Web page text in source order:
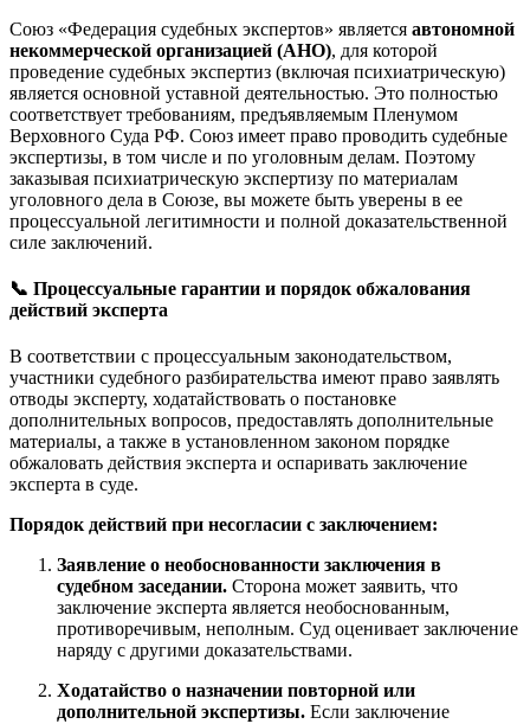
Союз «Федерация судебных экспертов» является автономной
некоммерческой организацией (АНО), для которой
проведение судебных экспертиз (включая психиатрическую)
является основной уставной деятельностью. Это полностью
соответствует требованиям, предъявляемым Пленумом
Верховного Суда РФ. Союз имеет право проводить судебные
экспертизы, в том числе и по уголовным делам. Поэтому
заказывая психиатрическую экспертизу по материалам
уголовного дела в Союзе, вы можете быть уверены в ее
процессуальной легитимности и полной доказательственной
силе заключений.
📞 Процессуальные гарантии и порядок обжалования
действий эксперта
В соответствии с процессуальным законодательством,
участники судебного разбирательства имеют право заявлять
отводы эксперту, ходатайствовать о постановке
дополнительных вопросов, предоставлять дополнительные
материалы, а также в установленном законом порядке
обжаловать действия эксперта и оспаривать заключение
эксперта в суде.
Порядок действий при несогласии с заключением:
Заявление о необоснованности заключения в
судебном заседании. Сторона может заявить, что
заключение эксперта является необоснованным,
противоречивым, неполным. Суд оценивает заключение
наряду с другими доказательствами.
Ходатайство о назначении повторной или
дополнительной экспертизы. Если заключение